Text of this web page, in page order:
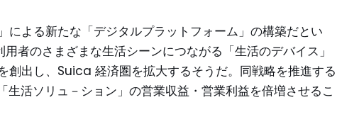
よる新たな「デジタルプラットフォーム」の構築だとい
者のさまざまな生活シーンにつながる「生活のデバイス」
出し、Suica 経済圏を拡大するそうだ。同戦略を推進する
活ソリュ－ション」の営業収益・営業利益を倍増させるこ